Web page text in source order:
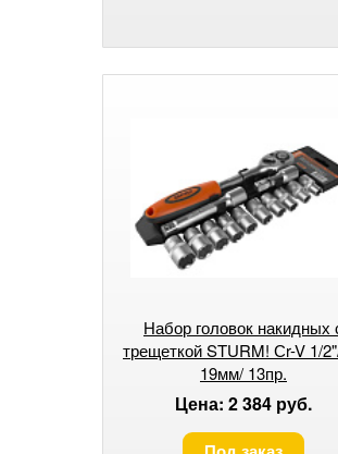
Набор головок накидных
трещеткой STURM! Сr-V 1/
19мм/ 13пр.
Цена: 2 384 руб.